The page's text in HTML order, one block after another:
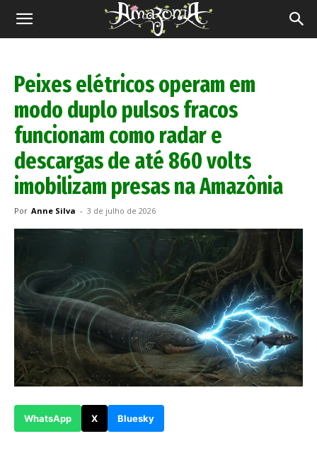
Revista
Peixes elétricos operam em
modo duplo pulsos fracos
funcionam como radar e
descargas de até 860 volts
imobilizam presas na Amazônia
Por Anne Silva - 3 de julho de 2026
WhatsApp X Bluesky